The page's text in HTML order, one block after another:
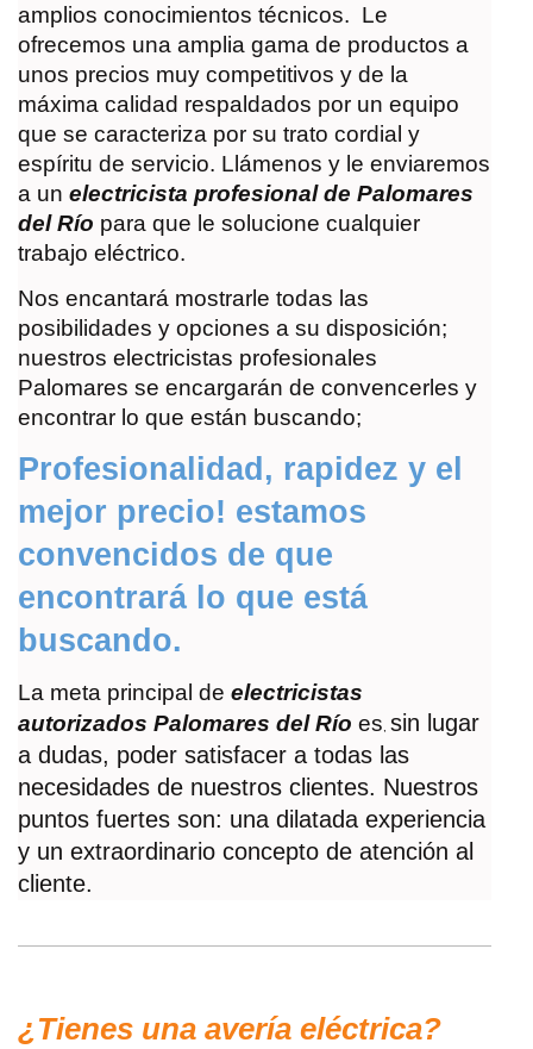
amplios conocimientos técnicos. Le
ofrecemos una amplia gama de productos a
unos precios muy competitivos y de la
máxima calidad respaldados por un equipo
que se caracteriza por su trato cordial y
espíritu de servicio. Llámenos y le enviaremos
a un electricista profesional de Palomares
del Río para que le solucione cualquier
trabajo eléctrico.
Nos encantará mostrarle todas las
posibilidades y opciones a su disposición;
nuestros electricistas profesionales
Palomares se encargarán de convencerles y
encontrar lo que están buscando;
Profesionalidad, rapidez y el
mejor precio! estamos
convencidos de que
encontrará lo que está
buscando.
La meta principal de electricistas
autorizados Palomares del Río es sin lugar
a dudas, poder satisfacer a todas las
necesidades de nuestros clientes. Nuestros
puntos fuertes son: una dilatada experiencia
y un extraordinario concepto de atención al
cliente.
¿Tienes una avería eléctrica?